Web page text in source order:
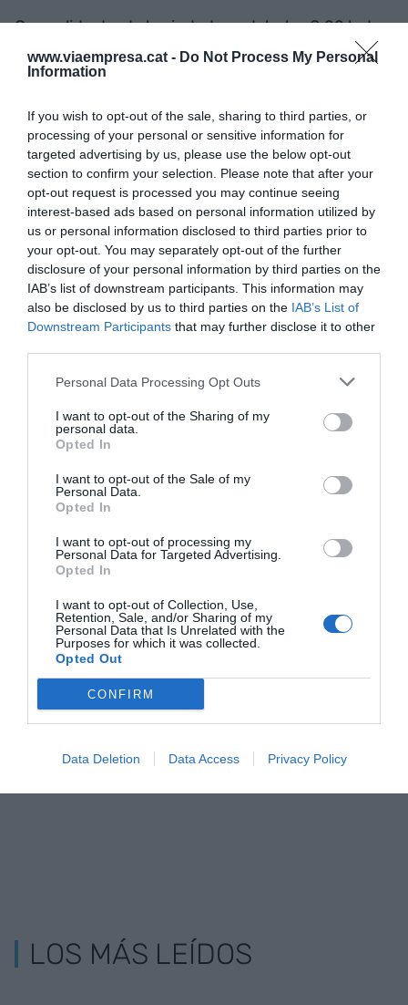
www.viaempresa.cat - Do Not Process My Personal
Information
If you wish to opt-out of the sale, sharing to third parties, or
processing of your personal or sensitive information for
targeted advertising by us, please use the below opt-out
section to confirm your selection. Please note that after your
opt-out request is processed you may continue seeing
interest-based ads based on personal information utilized by
us or personal information disclosed to third parties prior to
your opt-out. You may separately opt-out of the further
disclosure of your personal information by third parties on the
IAB’s list of downstream participants. This information may
also be disclosed by us to third parties on the IAB’s List of
Downstream Participants that may further disclose it to other
Personal Data Processing Opt Outs
I want to opt-out of the Sharing of my
personal data.
Opted In
I want to opt-out of the Sale of my
Personal Data.
Opted In
I want to opt-out of processing my
Personal Data for Targeted Advertising.
Opted In
I want to opt-out of Collection, Use,
Retention, Sale, and/or Sharing of my
Personal Data that Is Unrelated with the
Purposes for which it was collected.
Opted Out
CONFIRM
Data Deletion Data Access Privacy Policy
Con salida desde la ciudad condal a las 8.22 h de
la mañana y regreso desde Lyon a las 14.30 h de la
tarde, el tiempo de viaje de la ruta completa llega
transportado a más de 68.000 viajeros en estas
dos líneas desde su estreno en julio, si bien el
número de billetes vendidos supera los 120.000.
Añadir VIA Empresacomo fuente preferida
de Google de forma gratuita
Mantente informado con las últimas noticias de
actualidad
ACTIVAR AHORA
RELACIONADAS
El aterrizaje de
Renfe en solitario
en Francia:
"Bienvenue à Lyon"
Renfe estrena la nueva ruta
Barcelona-Lyon
LOS MÁS LEÍDOS